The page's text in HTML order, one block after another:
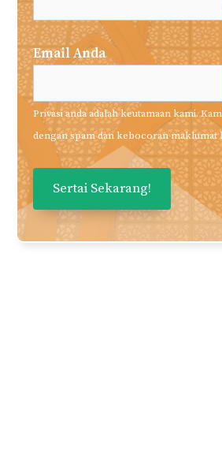
Email Anda
Privasi anda adalah keutamaan kami.
dengan spam dan kebocoran maklumat